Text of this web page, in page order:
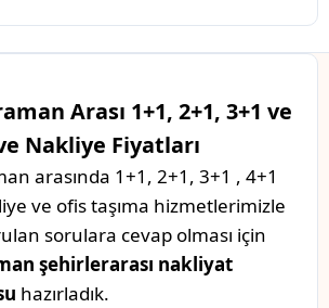
Arası 1+1, 2+1, 3+1 ve
Nakliye Fiyatları
arasında 1+1, 2+1, 3+1 , 4+1
ve ofis taşıma hizmetlerimizle
sorulara cevap olması için
şehirlerarası nakliyat
hazırladık.